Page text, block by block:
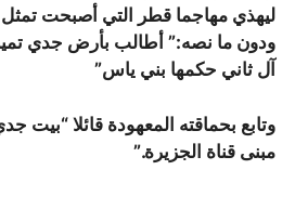
ليهذي مهاجما قطر التي أصبحت
ودون ما نصه:” أطالب بأرض جدي
آل ثاني حكمها بني ياس”
وتابع بحماقته المعهودة قائلا “بيت
مبنى قناة الجزيرة.”